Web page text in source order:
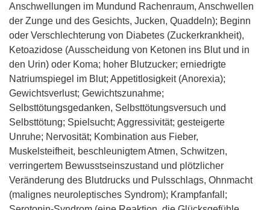
Anschwellungen im Mundund Rachenraum, Anschwellen
der Zunge und des Gesichts, Jucken, Quaddeln); Beginn
oder Verschlechterung von Diabetes (Zuckerkrankheit),
Ketoazidose (Ausscheidung von Ketonen ins Blut und in
den Urin) oder Koma; hoher Blutzucker; erniedrigte
Natriumspiegel im Blut; Appetitlosigkeit (Anorexia);
Gewichtsverlust; Gewichtszunahme;
Selbsttötungsgedanken, Selbsttötungsversuch und
Selbsttötung; Spielsucht; Aggressivität; gesteigerte
Unruhe; Nervosität; Kombination aus Fieber,
Muskelsteifheit, beschleunigtem Atmen, Schwitzen,
verringertem Bewusstseinszustand und plötzlicher
Veränderung des Blutdrucks und Pulsschlags, Ohnmacht
(malignes neuroleptisches Syndrom); Krampfanfall;